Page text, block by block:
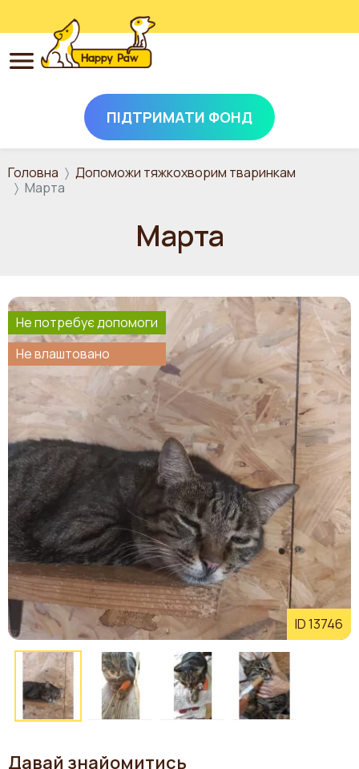
Перейти до основного вмісту
ПІДТРИМАТИ ФОНД
Головна
Допоможи тяжкохворим тваринкам
Марта
Марта
ID 13746
Не потребує допомоги
Не влаштовано
Давай знайомитись